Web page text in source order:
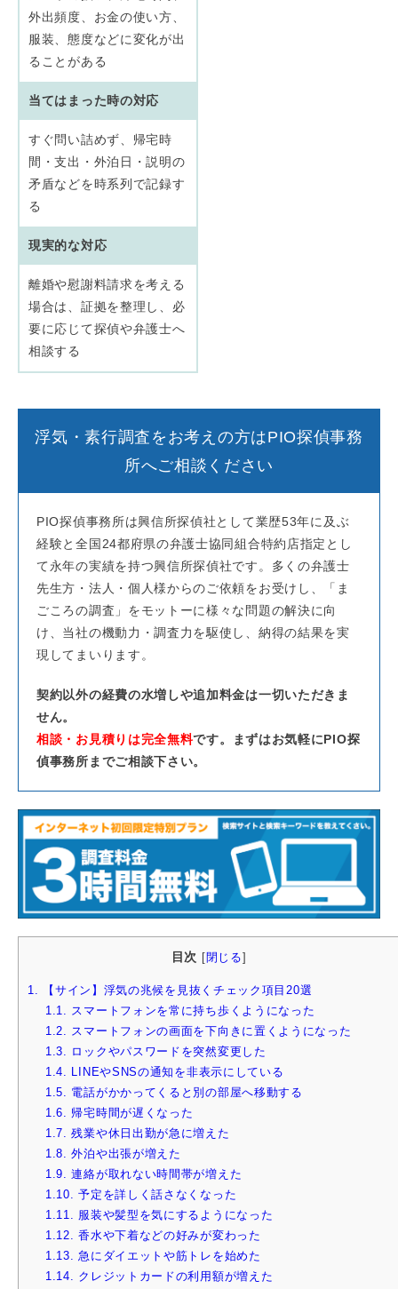
外出頻度、お金の使い方、
服装、態度などに変化が出
ることがある
当てはまった時の対応
すぐ問い詰めず、帰宅時
間・支出・外泊日・説明の
矛盾などを時系列で記録す
る
現実的な対応
離婚や慰謝料請求を考える
場合は、証拠を整理し、必
要に応じて探偵や弁護士へ
相談する
浮気・素行調査をお考えの方はPIO探偵事務
所へご相談ください
PIO探偵事務所は興信所探偵社として業歴53年に及ぶ
経験と全国24都府県の弁護士協同組合特約店指定とし
て永年の実績を持つ興信所探偵社です。多くの弁護士
先生方・法人・個人様からのご依頼をお受けし、「ま
ごころの調査」をモットーに様々な問題の解決に向
け、当社の機動力・調査力を駆使し、納得の結果を実
現してまいります。
契約以外の経費の水増しや追加料金は一切いただきま
せん。
相談・お見積りは完全無料です。まずはお気軽にPIO探
偵事務所までご相談下さい。
目次 [閉じる]
1. 【サイン】浮気の兆候を見抜くチェック項目20選
1.1. スマートフォンを常に持ち歩くようになった
1.2. スマートフォンの画面を下向きに置くようになった
1.3. ロックやパスワードを突然変更した
1.4. LINEやSNSの通知を非表示にしている
1.5. 電話がかかってくると別の部屋へ移動する
1.6. 帰宅時間が遅くなった
1.7. 残業や休日出勤が急に増えた
1.8. 外泊や出張が増えた
1.9. 連絡が取れない時間帯が増えた
1.10. 予定を詳しく話さなくなった
1.11. 服装や髪型を気にするようになった
1.12. 香水や下着などの好みが変わった
1.13. 急にダイエットや筋トレを始めた
1.14. クレジットカードの利用額が増えた